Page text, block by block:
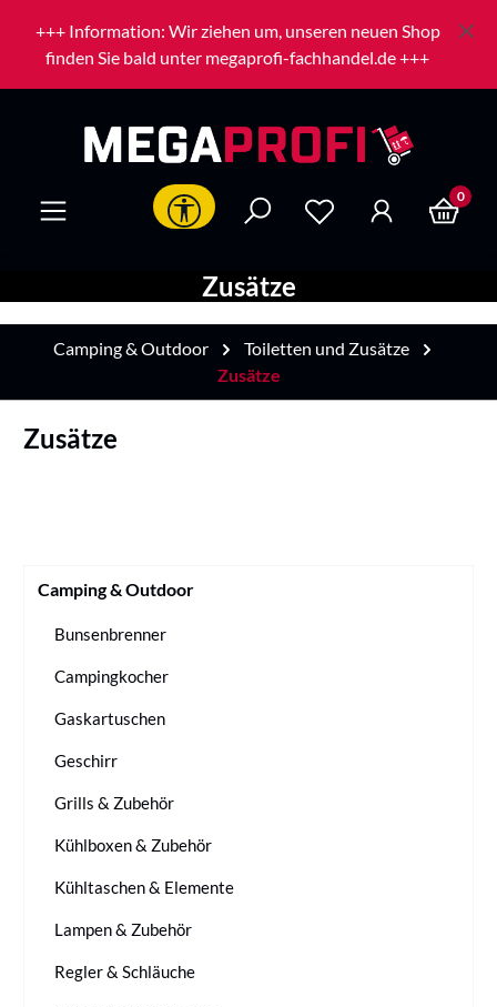
Zum Hauptinhalt springen
+++ Information: Wir ziehen um, unseren neuen Shop
finden Sie bald unter megaprofi-fachhandel.de +++
Werkzeugleiste anzeigen 0
Zusätze
Camping & Outdoor
Toiletten und Zusätze
Zusätze
Zusätze
Camping & Outdoor
Bunsenbrenner
Campingkocher
Gaskartuschen
Geschirr
Grills & Zubehör
Kühlboxen & Zubehör
Kühltaschen & Elemente
Lampen & Zubehör
Regler & Schläuche